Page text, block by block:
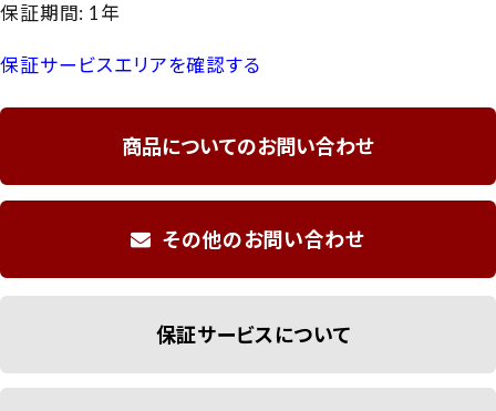
保証期間: 1年
保証サービスエリアを確認する
商品についてのお問い合わせ
その他のお問い合わせ
保証サービスについて